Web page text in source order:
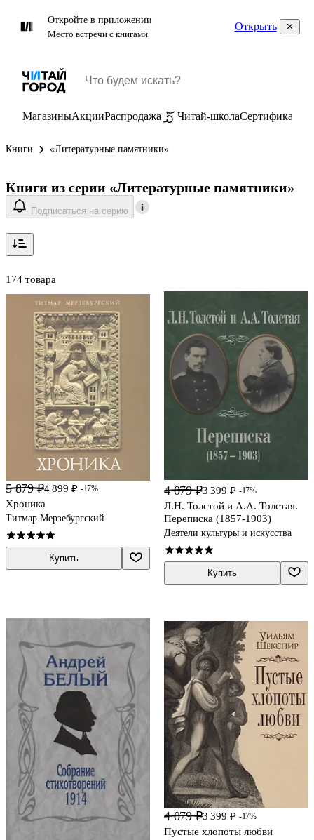
Откройте в приложении
Место встречи с книгами
Открыть
МагазиныАкцииРаспродажа Читай-школаСертификаты
Книги «Литературные памятники»
Книги из серии «Литературные памятники»
Подписаться на серию
174 товара
5 879 ₽4 899 ₽ -17%
Хроника
Титмар Мерзебургский
Купить
4 079 ₽3 399 ₽ -17%
Л.Н. Толстой и А.А. Толстая.
Переписка (1857-1903)
Деятели культуры и искусства
Купить
4 079 ₽3 399 ₽ -17%
Пустые хлопоты любви